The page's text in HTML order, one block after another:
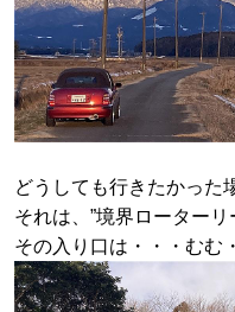
どうしても行きたかった
それは、”境界ローターリ
その入り口は・・・むむ